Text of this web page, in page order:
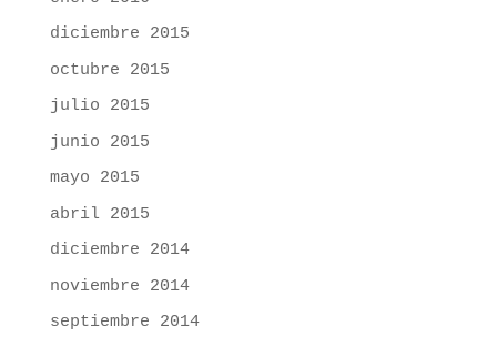
diciembre 2015
octubre 2015
julio 2015
junio 2015
mayo 2015
abril 2015
diciembre 2014
noviembre 2014
septiembre 2014